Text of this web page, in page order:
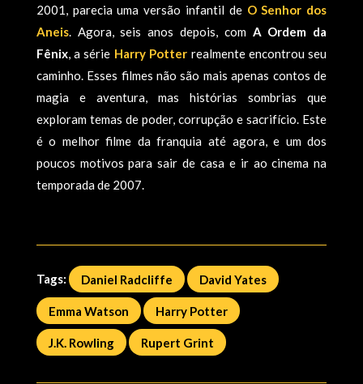
2001, parecia uma versão infantil de O Senhor dos
Aneis. Agora, seis anos depois, com A Ordem da
Fênix, a série Harry Potter realmente encontrou seu
caminho. Esses filmes não são mais apenas contos de
magia e aventura, mas histórias sombrias que
exploram temas de poder, corrupção e sacrifício. Este
é o melhor filme da franquia até agora, e um dos
poucos motivos para sair de casa e ir ao cinema na
temporada de 2007.
Tags: Daniel Radcliffe David Yates
Emma Watson Harry Potter
J.K. Rowling Rupert Grint